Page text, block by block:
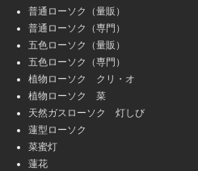
普通ローソク（量販）
普通ローソク（専門）
五色ローソク（量販）
五色ローソク（専門）
植物ローソク クリ・オ
植物ローソク 菜
天然ガスローソク 灯しび
蓮型ローソク
菜蜜灯
蓮花